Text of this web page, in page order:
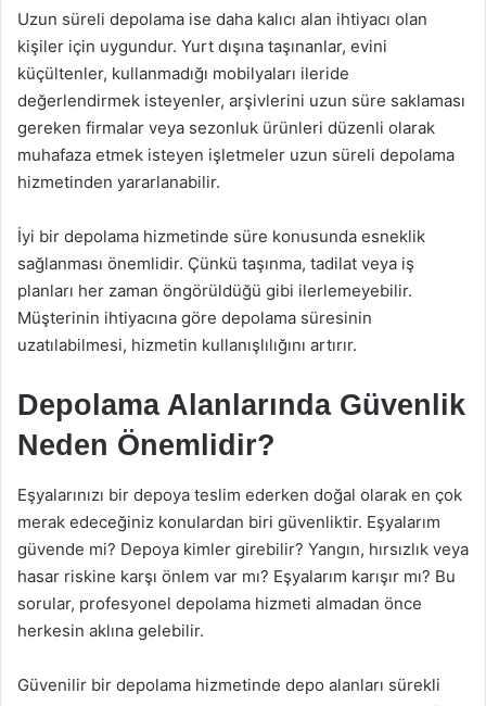
Uzun süreli depolama ise daha kalıcı alan ihtiyacı olan
kişiler için uygundur. Yurt dışına taşınanlar, evini
küçültenler, kullanmadığı mobilyaları ileride
değerlendirmek isteyenler, arşivlerini uzun süre saklaması
gereken firmalar veya sezonluk ürünleri düzenli olarak
muhafaza etmek isteyen işletmeler uzun süreli depolama
hizmetinden yararlanabilir.
İyi bir depolama hizmetinde süre konusunda esneklik
sağlanması önemlidir. Çünkü taşınma, tadilat veya iş
planları her zaman öngörüldüğü gibi ilerlemeyebilir.
Müşterinin ihtiyacına göre depolama süresinin
uzatılabilmesi, hizmetin kullanışlılığını artırır.
Depolama Alanlarında Güvenlik
Neden Önemlidir?
Eşyalarınızı bir depoya teslim ederken doğal olarak en çok
merak edeceğiniz konulardan biri güvenliktir. Eşyalarım
güvende mi? Depoya kimler girebilir? Yangın, hırsızlık veya
hasar riskine karşı önlem var mı? Eşyalarım karışır mı? Bu
sorular, profesyonel depolama hizmeti almadan önce
herkesin aklına gelebilir.
Güvenilir bir depolama hizmetinde depo alanları sürekli